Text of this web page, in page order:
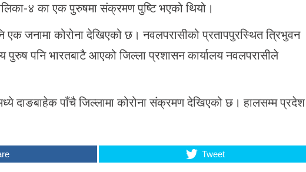
४ का एक पुरुषमा संक्रमण पुष्टि भएको थियो।
एक जनामा कोरोना देखिएको छ। नवलपरासीको प्रतापपुरस्थित त्रिभुवन
पुरुष पनि भारतबाटै आएको जिल्ला प्रशासन कार्यालय नवलपरासीले
दाङबाहेक पाँचै जिल्लामा कोरोना संक्रमण देखिएको छ। हालसम्म प्रदेश
Tweet